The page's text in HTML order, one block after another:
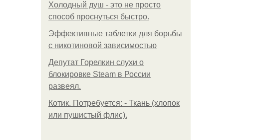
Холодный душ - это не просто
способ проснуться быстро.
Эффективные таблетки для борьбы
с никотиновой зависимостью
Депутат Горелкин слухи о
блокировке Steam в России
развеял.
Котик. Потребуется: - Ткань (хлопок
или пушистый флис).